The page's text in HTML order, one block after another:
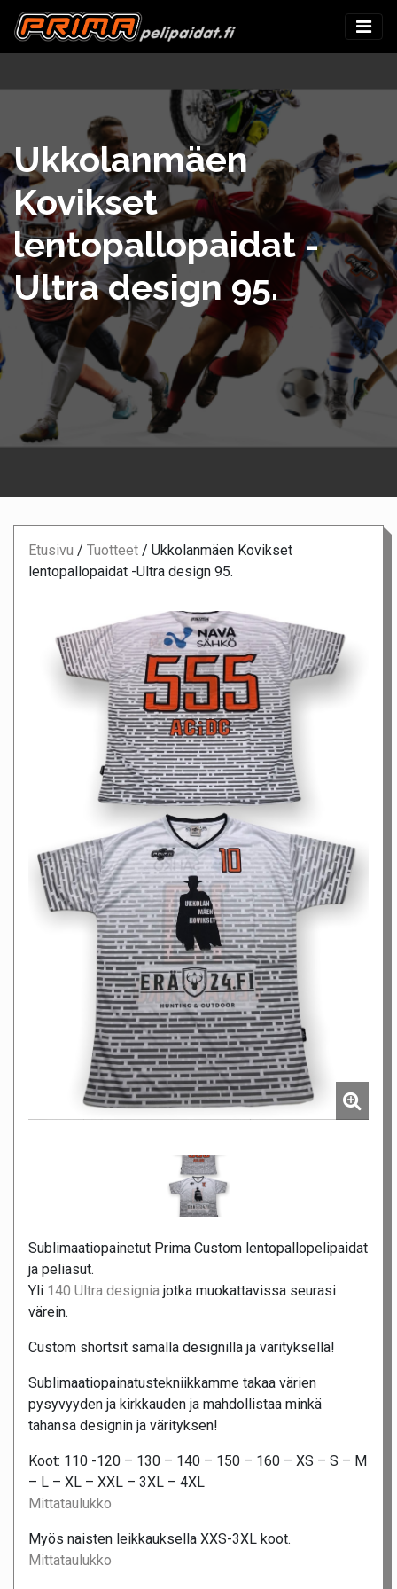
Ukkolanmäen
Kovikset
lentopallopaidat -
Ultra design 95.
Etusivu / Tuotteet / Ukkolanmäen Kovikset
lentopallopaidat -Ultra design 95.
Sublimaatiopainetut Prima Custom lentopallopelipaidat
ja peliasut.
Yli 140 Ultra designia jotka muokattavissa seurasi
värein.
Custom shortsit samalla designilla ja värityksellä!
Sublimaatiopainatustekniikkamme takaa värien
pysyvyyden ja kirkkauden ja mahdollistaa minkä
tahansa designin ja värityksen!
Koot: 110 -120 – 130 – 140 – 150 – 160 – XS – S – M
– L – XL – XXL – 3XL – 4XL
Mittataulukko
Myös naisten leikkauksella XXS-3XL koot.
Mittataulukko